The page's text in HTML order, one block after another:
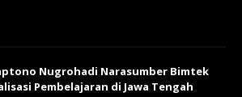
Nugrohadi Narasumber Bimtek
Pembelajaran di Jawa Tengah